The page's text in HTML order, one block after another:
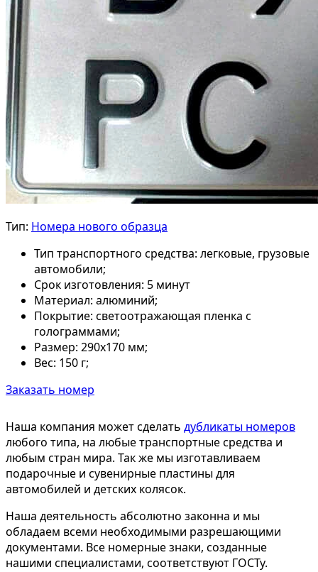
Тип: Номера нового образца
Тип транспортного средства: легковые, грузовые
автомобили;
Срок изготовления: 5 минут
Материал: алюминий;
Покрытие: светоотражающая пленка с
голограммами;
Размер: 290х170 мм;
Вес: 150 г;
Заказать номер
Наша компания может сделать дубликаты номеров
любого типа, на любые транспортные средства и
любым стран мира. Так же мы изготавливаем
подарочные и сувенирные пластины для
автомобилей и детских колясок.
Наша деятельность абсолютно законна и мы
обладаем всеми необходимыми разрешающими
документами. Все номерные знаки, созданные
нашими специалистами, соответствуют ГОСТу.